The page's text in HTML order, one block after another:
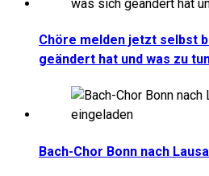
Chöre melden jetzt selbst
geändert hat und was zu
Bach-Chor Bonn nach